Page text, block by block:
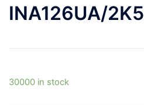
INA126UA/2K5
30000 in stock